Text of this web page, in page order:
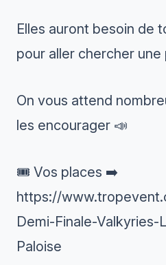
Elles auront besoin de
pour aller chercher une
On vous attend
les encourager 📣
🎟️ Vos places ➡️
https://
Demi-Finale-Valkyries-
Paloise